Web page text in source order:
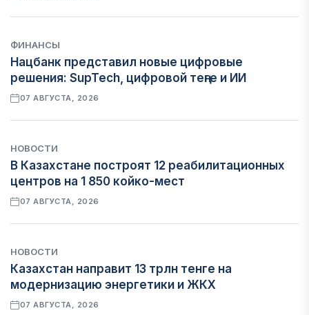
ФИНАНСЫ
Нацбанк представил новые цифровые
решения: SupTech, цифровой теңге и ИИ
07 АВГУСТА, 2026
НОВОСТИ
В Казахстане построят 12 реабилитационных
центров на 1 850 койко-мест
07 АВГУСТА, 2026
НОВОСТИ
Казахстан направит 13 трлн тенге на
модернизацию энергетики и ЖКХ
07 АВГУСТА, 2026